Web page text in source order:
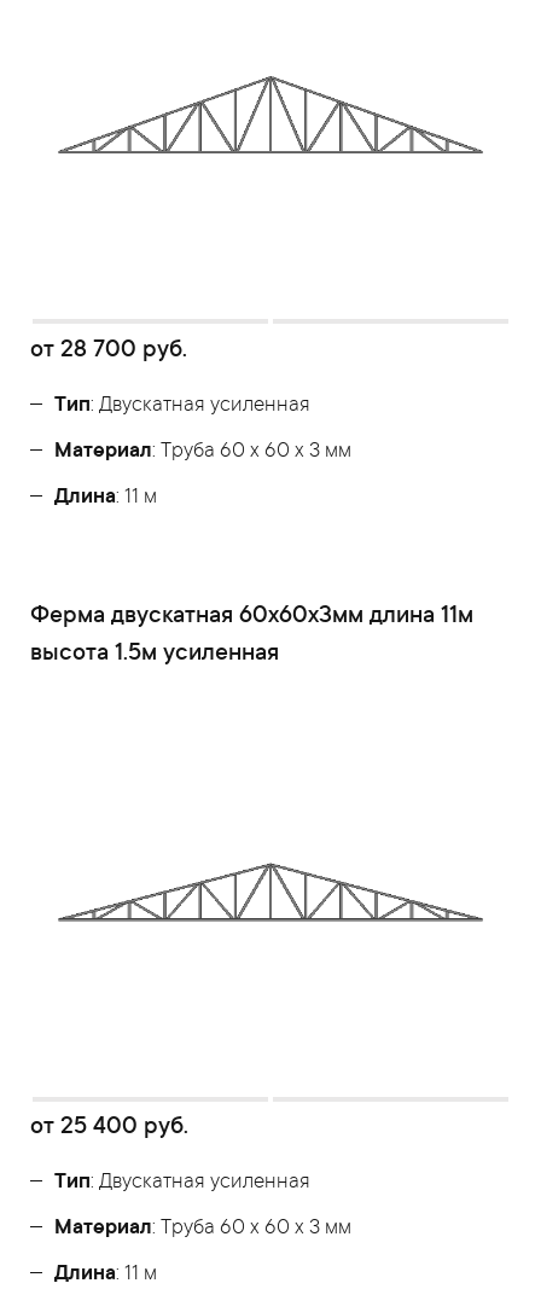
от 28 700 руб.
Тип: Двускатная усиленная
Материал: Труба 60 x 60 x 3 мм
Длина: 11 м
Ферма двускатная 60x60x3мм длина 11м
высота 1.5м усиленная
от 25 400 руб.
Тип: Двускатная усиленная
Материал: Труба 60 x 60 x 3 мм
Длина: 11 м